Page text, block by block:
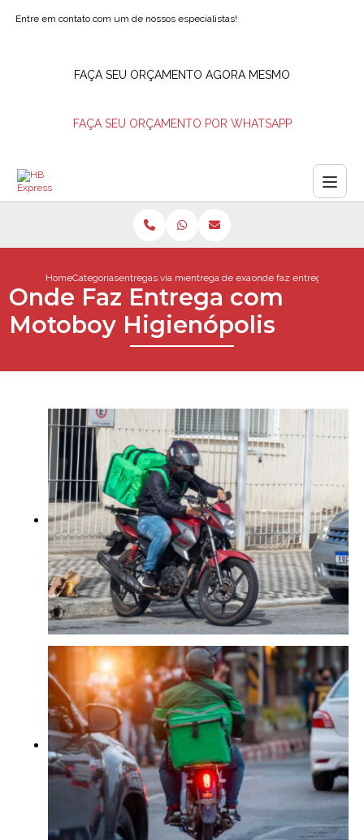
Entre em contato com um de nossos especialistas!
FAÇA SEU ORÇAMENTO AGORA MESMO
FAÇA SEU ORÇAMENTO POR WHATSAPP
HomeCategoriasentregas via motoboyentrega de exames via motoboy
onde faz entrega com
Onde Faz Entrega com
Motoboy Higienópolis